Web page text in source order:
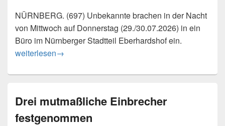
NÜRNBERG. (697) Unbekannte brachen in der Nacht
von Mittwoch auf Donnerstag (29./30.07.2026) in ein
Büro im Nürnberger Stadtteil Eberhardshof ein.
Einbruch in Bürogebäude – Zeugenaufruf
weiterlesen→
Drei mutmaßliche Einbrecher
festgenommen